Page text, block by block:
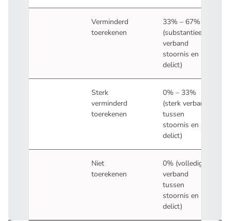
Verminderd
toerekenen
33% – 67%
(substantieel
verband
stoornis en
delict)
Sterk
verminderd
toerekenen
0% – 33%
(sterk verband
tussen
stoornis en
delict)
Niet
toerekenen
0% (volledig
verband
tussen
stoornis en
delict)